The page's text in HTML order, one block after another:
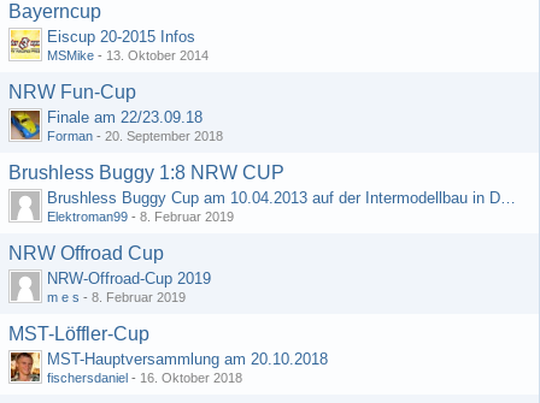
Bayerncup
Eiscup 20-2015 Infos
MSMike - 13. Oktober 2014
NRW Fun-Cup
Finale am 22/23.09.18
Forman - 20. September 2018
Brushless Buggy 1:8 NRW CUP
Brushless Buggy Cup am 10.04.2013 auf der Intermodellbau in Dortmund
Elektroman99 - 8. Februar 2019
NRW Offroad Cup
NRW-Offroad-Cup 2019
m e s - 8. Februar 2019
MST-Löffler-Cup
MST-Hauptversammlung am 20.10.2018
fischersdaniel - 16. Oktober 2018